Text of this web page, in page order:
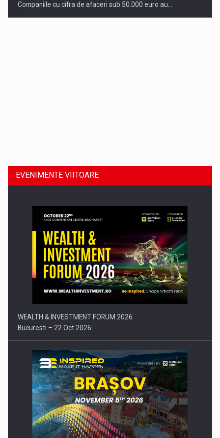
Companiile cu cifra de afaceri sub 50.000 euro au…
Comunicat de presa: Joburile part-time reincep sa intre pe…
EVENIMENTE VIITOARE
WEALTH & INVESTMENT FORUM 2026
Bucuresti – 22 Oct 2026